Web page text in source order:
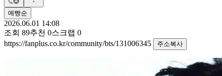
예빵순
2026.06.01 14:08
조회 89추천 0스크랩 0
https://fanplus.co.kr/community/bts/131006345
주소복사